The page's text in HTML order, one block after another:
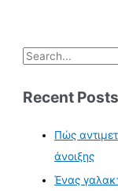
Recent Posts
Πώς
άνοιξης
Ένας